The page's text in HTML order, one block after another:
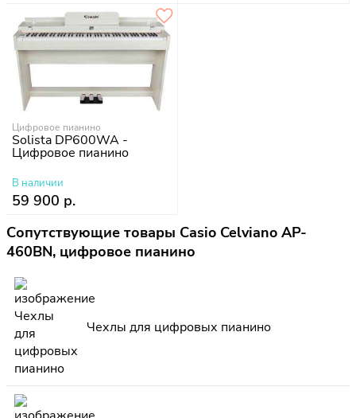
Цифровое пианино
Solista DP600WA -
Цифровое пианино
В наличии
59 900 р.
Сопутствующие товары Casio Celviano AP-
460BN, цифровое пианино
Чехлы для цифровых пианино